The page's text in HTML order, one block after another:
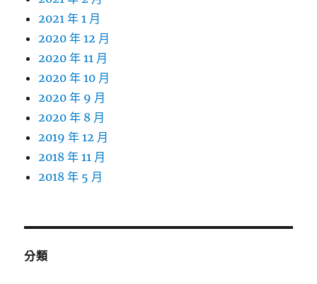
2021 年 1 月
2020 年 12 月
2020 年 11 月
2020 年 10 月
2020 年 9 月
2020 年 8 月
2019 年 12 月
2018 年 11 月
2018 年 5 月
分類